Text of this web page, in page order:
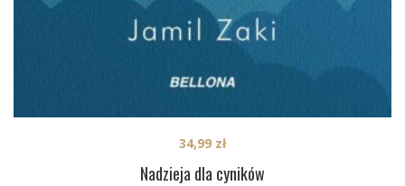
Nadzieja dla cyników
34,99 zł